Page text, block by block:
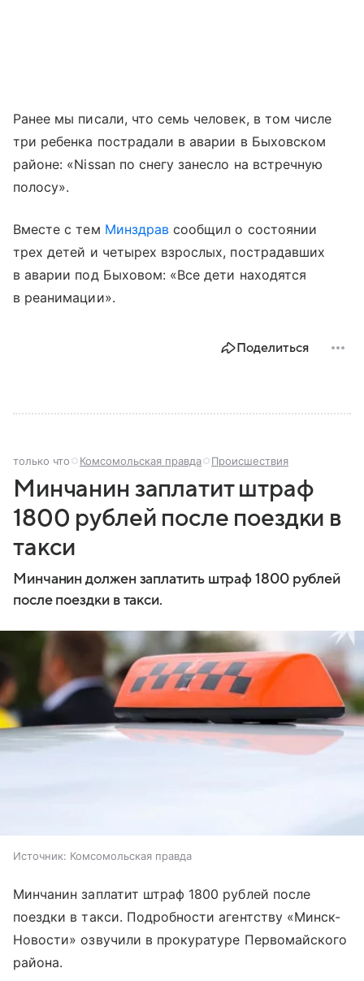
Ранее мы писали, что семь человек, в том числе
три ребенка пострадали в аварии в Быховском
районе: «Nissan по снегу занесло на встречную
полосу».
Вместе с тем Минздрав сообщил о состоянии
трех детей и четырех взрослых, пострадавших
в аварии под Быховом: «Все дети находятся
в реанимации».
Поделиться
только что Комсомольская правда Происшествия
Минчанин заплатит штраф
1800 рублей после поездки в
такси
Минчанин должен заплатить штраф 1800 рублей
после поездки в такси.
Источник: Комсомольская правда
Минчанин заплатит штраф 1800 рублей после
поездки в такси. Подробности агентству «Минск-
Новости» озвучили в прокуратуре Первомайского
района.